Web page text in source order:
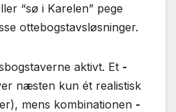
“sø i Karelen” pege
ottebogstavsløsninger.
aktivt. Et -
næsten kun ét realistisk
mens kombinationen -